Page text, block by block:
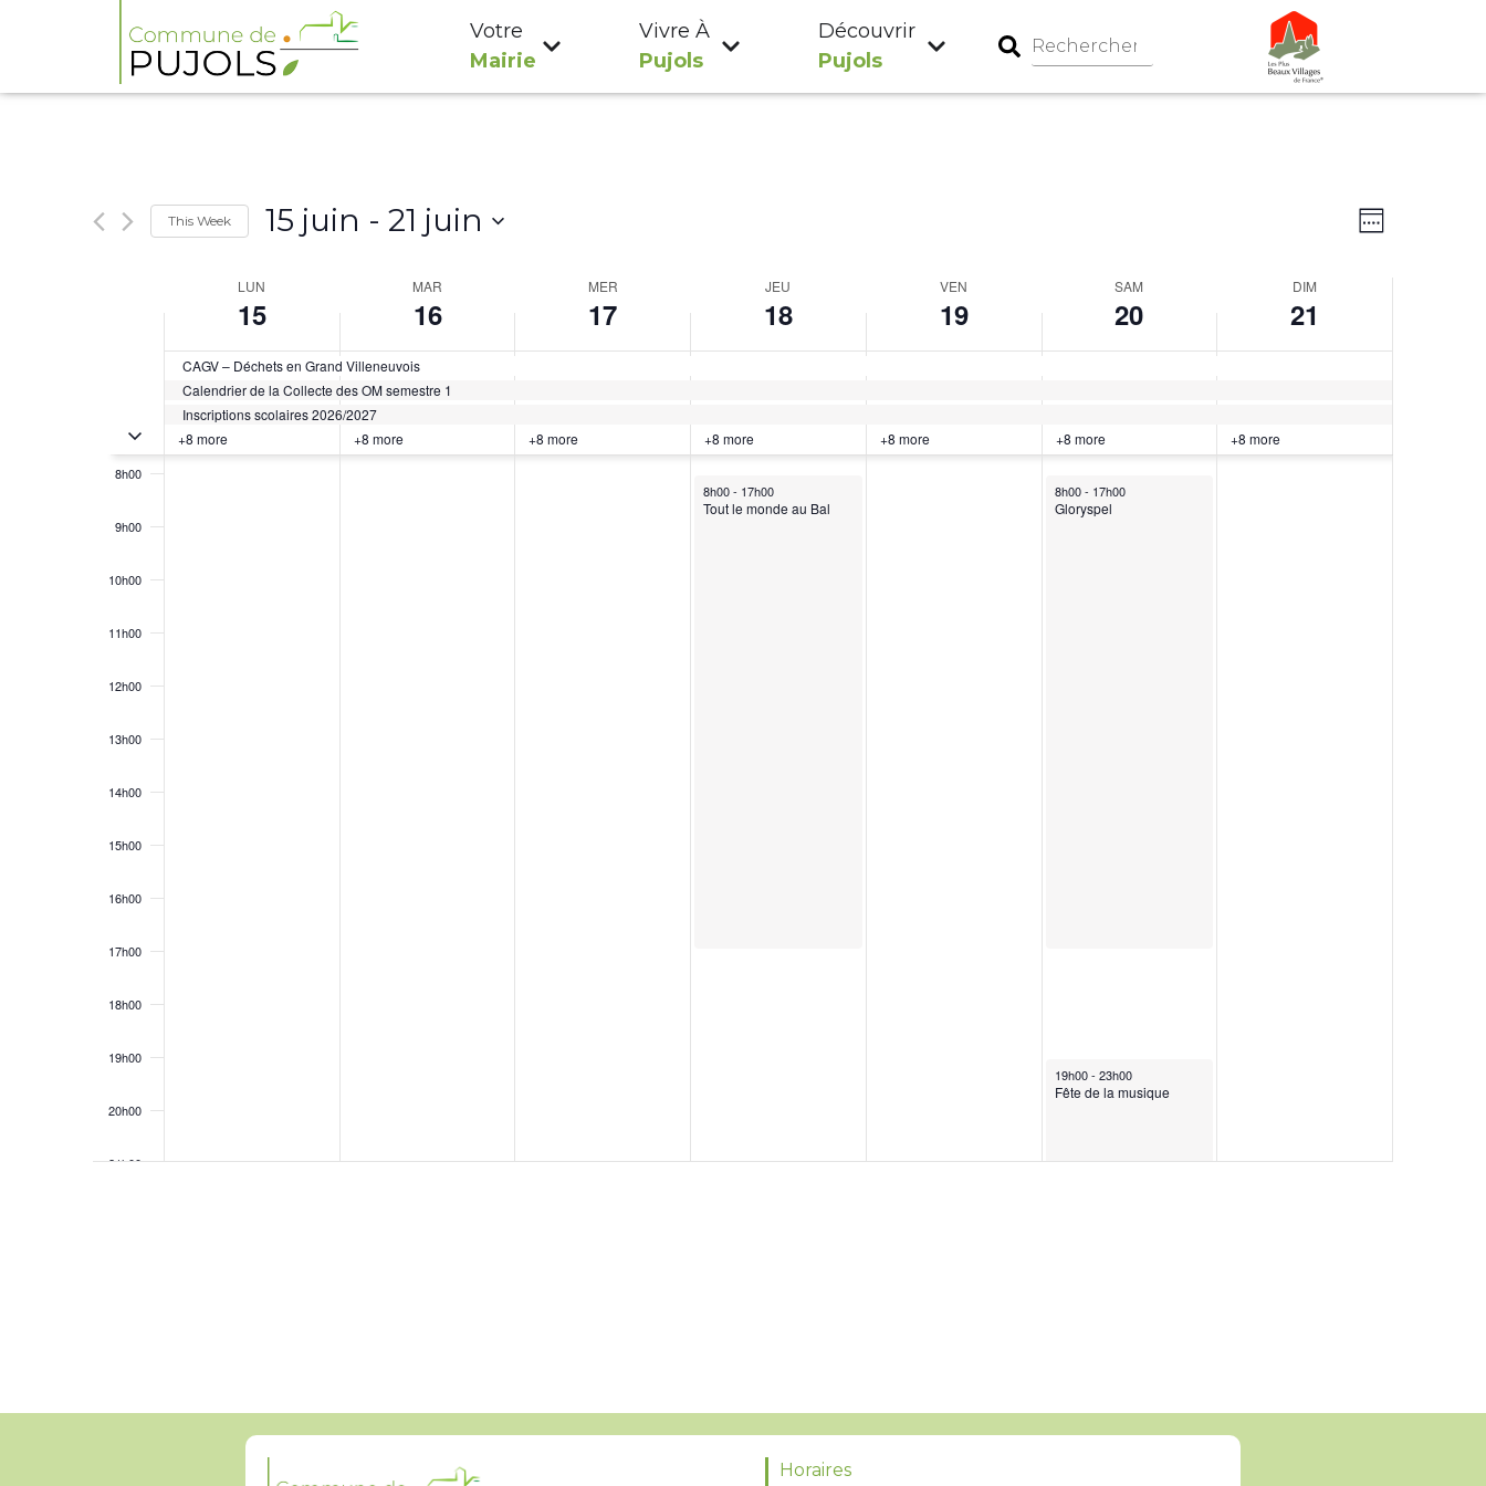
Votre
Mairie
Vivre À
Pujols
Découvrir
Pujols
Navigation
par
de
Week
This Week 15 juin - 21 juin
Évènements
LUN
15
MAR
16
MER
17
JEU
18
VEN
19
SAM
20
DIM
21
Toggle multiday évènements
CAGV – Déchets en Grand Villeneuvois
Calendrier de la Collecte des OM semestre 1
Inscriptions scolaires 2026/2027
+8 more
+8 more +8 more +8 more +8 more +8 more +8 more
1h00
8h00
9h00
10h00
11h00
12h00
13h00
14h00
15h00
16h00
17h00
18h00
19h00
20h00
21h00
8h00- 17h00
Tout le monde au Bal
8h00- 17h00
Gloryspel
19h00- 23h00
Fête de la musique
Horaires